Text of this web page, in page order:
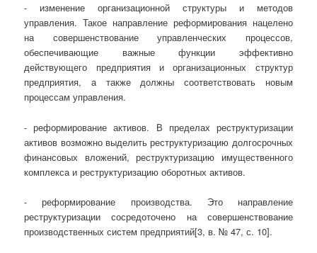
- изменение организационной структуры и методов
управления. Такое направление реформирования нацелено
на совершенствование управленческих процессов,
обеспечивающие важные функции эффективно
действующего предприятия и организационных структур
предприятия, а также должны соответствовать новым
процессам управления.
- реформирование активов. В пределах реструктуризации
активов возможно выделить реструктуризацию долгосрочных
финансовых вложений, реструктуризацию имущественного
комплекса и реструктуризацию оборотных активов.
- реформирование производства. Это направление
реструктуризации сосредоточено на совершенствование
производственных систем предприятий[3, в. № 47, с. 10].